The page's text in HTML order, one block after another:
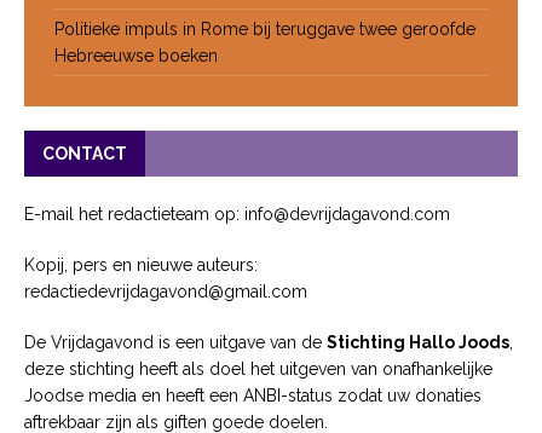
Politieke impuls in Rome bij teruggave twee geroofde
Hebreeuwse boeken
CONTACT
E-mail het redactieteam op: info@devrijdagavond.com
Kopij, pers en nieuwe auteurs:
redactiedevrijdagavond@gmail.com
De Vrijdagavond is een uitgave van de Stichting Hallo Joods
deze stichting heeft als doel het uitgeven van onafhankelijke
Joodse media en heeft een ANBI-status zodat uw donaties
aftrekbaar zijn als giften goede doelen.